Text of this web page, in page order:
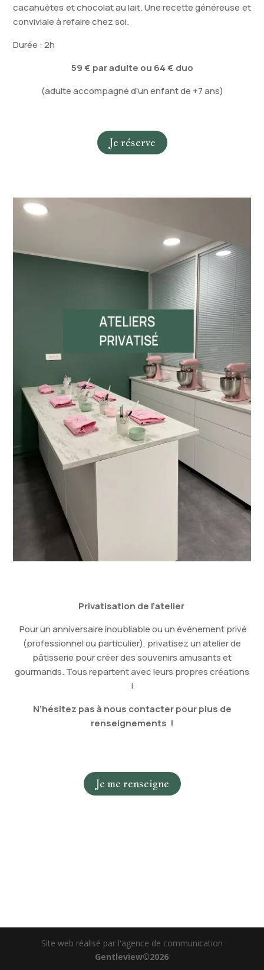
cacahuètes et chocolat au lait. Une recette généreuse et
conviviale à refaire chez soi.
Durée : 2h
59 € par adulte ou 64 € duo
(adulte accompagné d’un enfant de +7 ans)
Je réserve
Privatisation de l’atelier
Pour un anniversaire inoubliable ou un événement privé
(professionnel ou particulier), privatisez un atelier de
pâtisserie pour créer des souvenirs amusants et
gourmands. Tous repartent avec leurs propres créations
!
N’hésitez pas à nous contacter pour plus de
renseignements !
Je me renseigne
Site web réalisé par l'agence de communication
Gentleview©2026